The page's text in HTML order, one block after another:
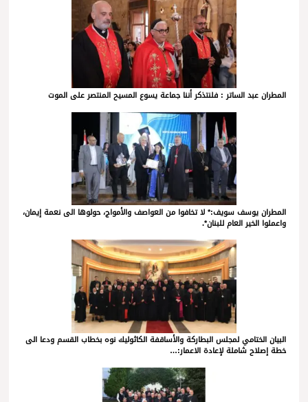
المطران عبد الساتر : فلنتذكر أننا جماعة يسوع المسيح المنتصر على الموت
المطران يوسف سويف:* لا تخافوا من العواصف والأمواج، حولوها الى نعمة إيمان،
واعملوا الخير العام للبنان*.
البيان الختامي لمجلس البطاركة والأساقفة الكاثوليك نوه بخطاب القسم ودعا الى
خطة إصلاح شاملة لإعادة الاعمار:…